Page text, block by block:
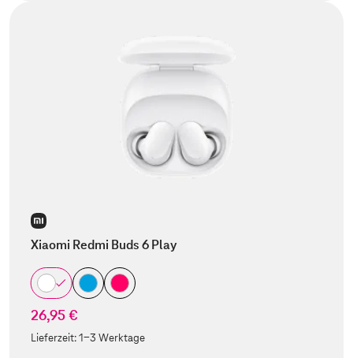
Xiaomi Redmi Buds 6 Play
26,95 €
Lieferzeit:1-3 Werktage